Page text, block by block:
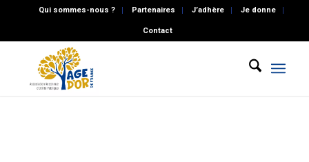
Qui sommes-nous ? Partenaires J’adhère Je donne
Contact